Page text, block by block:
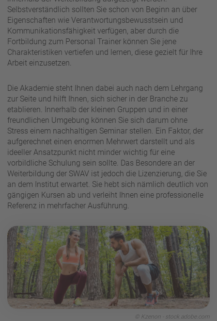
Selbstverständlich sollten Sie schon von Beginn an über
Eigenschaften wie Verantwortungsbewusstsein und
Kommunikationsfähigkeit verfügen, aber durch die
Fortbildung zum Personal Trainer können Sie jene
Charakteristiken vertiefen und lernen, diese gezielt für Ihre
Arbeit einzusetzen.
Die Akademie steht Ihnen dabei auch nach dem Lehrgang
zur Seite und hilft Ihnen, sich sicher in der Branche zu
etablieren. Innerhalb der kleinen Gruppen und in einer
freundlichen Umgebung können Sie sich darum ohne
Stress einem nachhaltigen Seminar stellen. Ein Faktor, der
aufgerechnet einen enormen Mehrwert darstellt und als
ideeller Ansatzpunkt nicht minder wichtig für eine
vorbildliche Schulung sein sollte. Das Besondere an der
Weiterbildung der SWAV ist jedoch die Lizenzierung, die Sie
an dem Institut erwartet. Sie hebt sich nämlich deutlich von
gängigen Kursen ab und verleiht Ihnen eine professionelle
Referenz in mehrfacher Ausführung.
© Kzenon - stock.adobe.com